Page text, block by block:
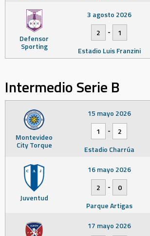
Defensor
Sporting
3 agosto 2026
2
-
1
Estadio Luis Franzini
Intermedio Serie B
Montevideo
City Torque
15 mayo 2026
1
-
2
Estadio Charrúa
Juventud
16 mayo 2026
2
-
0
Parque Artigas
17 mayo 2026